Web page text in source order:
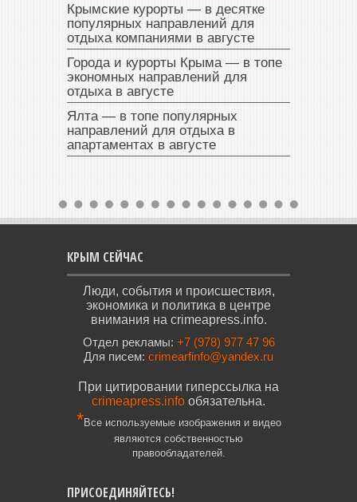
Крымские курорты — в десятке
популярных направлений для
отдыха компаниями в августе
Города и курорты Крыма — в топе
экономных направлений для
отдыха в августе
Ялта — в топе популярных
направлений для отдыха в
апартаментах в августе
КРЫМ СЕЙЧАС
Люди, события и происшествия,
экономика и политика в центре
внимания на crimeapress.info.
Отдел рекламы: +7 (978) 977 47 96
Для писем: crimearfinfo@yandex.ru
При цитировании гиперссылка на
crimeapress.info обязательна.
*Все используемые изображения и видео
являются собственностью
правообладателей.
ПРИСОЕДИНЯЙТЕСЬ!